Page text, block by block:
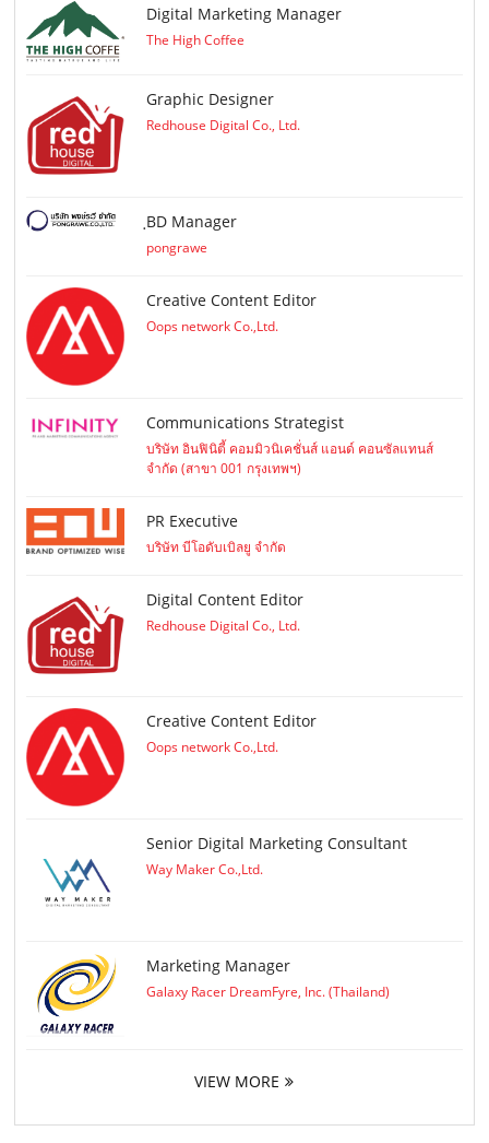
Digital Marketing Manager
The High Coffee
Graphic Designer
Redhouse Digital Co., Ltd.
ฺBD Manager
pongrawe
Creative Content Editor
Oops network Co.,Ltd.
Communications Strategist
บริษัท อินฟินิตี้ คอมมิวนิเคชั่นส์ แอนด์ คอนซัลแทนส์
จำกัด (สาขา 001 กรุงเทพฯ)
PR Executive
บริษัท บีโอดับเบิลยู จำกัด
Digital Content Editor
Redhouse Digital Co., Ltd.
Creative Content Editor
Oops network Co.,Ltd.
Senior Digital Marketing Consultant
Way Maker Co.,Ltd.
Marketing Manager
Galaxy Racer DreamFyre, Inc. (Thailand)
VIEW MORE